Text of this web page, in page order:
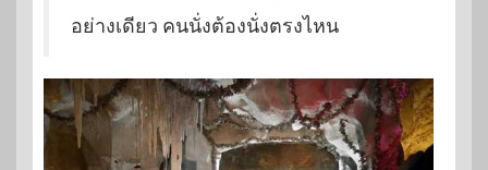
อย่างเดียว คนนั่งต้องนั่งตรงไหน